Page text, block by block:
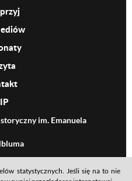
im. Emanuela
statystycznych. Jeśli się na to nie